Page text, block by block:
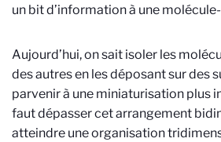
un bit d’information à une
Aujourd’hui, on sait isoler les
des autres en les déposant sur des
parvenir à une miniaturisation plus
faut dépasser cet arrangement
atteindre une organisation